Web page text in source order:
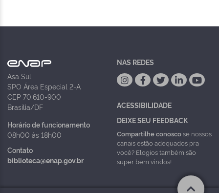
Asa Sul
SPO Área Especial 2-A
CEP 70.610-900
Brasília/DF
Horário de funcionamento
08h00 às 18h00
Contato
biblioteca@enap.gov.br
NAS REDES
ACESSIBILIDADE
DEIXE SEU FEEDBACK
Compartilhe conoscose nossos
canais estão adequados pra
você? Elogios também são
super bem vindos!